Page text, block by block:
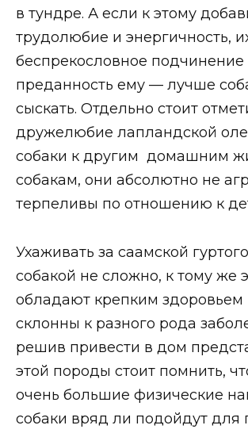
в тундре. А если к этому
трудолюбие и энергичность,
беспрекословное подчинение
преданность ему — лучше
сыскать. Отдельно стоит
дружелюбие лапландской
собаки к другим домашним
собакам, они абсолютно не
терпеливы по отношению к
Ухаживать за саамской
собакой не сложно, к тому же
обладают крепким здоровьем
склонны к разного рода
решив привести в дом
этой породы стоит помнить,
очень большие физические
собаки вряд ли подойдут для